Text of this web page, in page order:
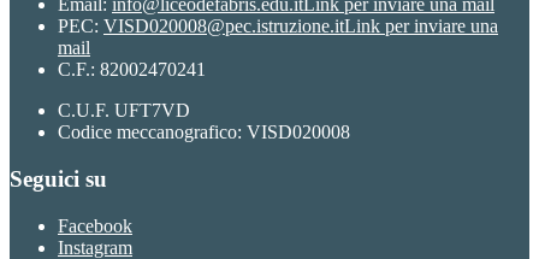
Email: info@liceodefabris.edu.itLink per inviare una mail
PEC: VISD020008@pec.istruzione.itLink per inviare una
mail
C.F.: 82002470241
C.U.F. UFT7VD
Codice meccanografico: VISD020008
Seguici su
Facebook
Instagram